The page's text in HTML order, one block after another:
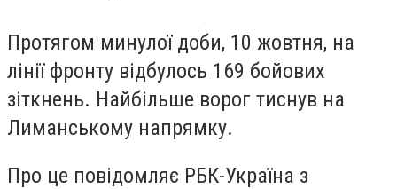
Протягом минулої доби, 10 жовтня, на
лінії фронту відбулось 169 бойових
зіткнень. Найбільше ворог тиснув на
Лиманському напрямку.
Про це повідомляє РБК-Україна з